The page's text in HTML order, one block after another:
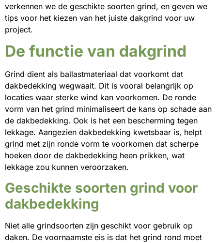
verkennen we de geschikte soorten grind, en geven we
tips voor het kiezen van het juiste dakgrind voor uw
project.
De functie van dakgrind
Grind dient als ballastmateriaal dat voorkomt dat
dakbedekking wegwaait. Dit is vooral belangrijk op
locaties waar sterke wind kan voorkomen. De ronde
vorm van het grind minimaliseert de kans op schade aan
de dakbedekking. Ook is het een bescherming tegen
lekkage. Aangezien dakbedekking kwetsbaar is, helpt
grind met zijn ronde vorm te voorkomen dat scherpe
hoeken door de dakbedekking heen prikken, wat
lekkage zou kunnen veroorzaken.
Geschikte soorten grind voor
dakbedekking
Niet alle grindsoorten zijn geschikt voor gebruik op
daken. De voornaamste eis is dat het grind rond moet